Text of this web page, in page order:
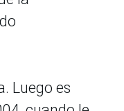
Luego es